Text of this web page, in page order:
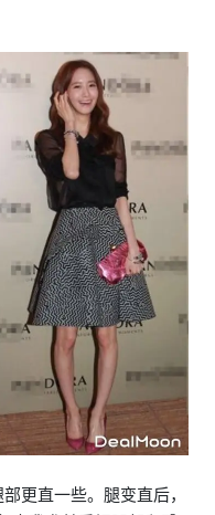
更直一些。腿变直后，